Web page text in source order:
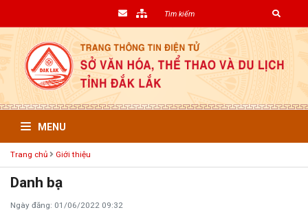
MENU
Trang chủ Giới thiệu
Danh bạ
Ngày đăng: 01/06/2022 09:32